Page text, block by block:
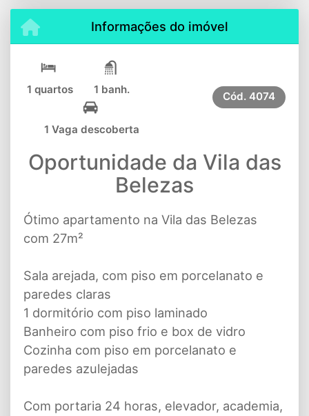
Informações do imóvel
1 quartos 1 banh.
1 Vaga descoberta
Cód. 4074
Oportunidade da Vila das
Belezas
Ótimo apartamento na Vila das Belezas
com 27m²
Sala arejada, com piso em porcelanato e
paredes claras
1 dormitório com piso laminado
Banheiro com piso frio e box de vidro
Cozinha com piso em porcelanato e
paredes azulejadas
Com portaria 24 horas, elevador, academia,